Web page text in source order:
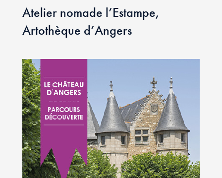
Atelier nomade l’Estampe,
Artothèque d’Angers